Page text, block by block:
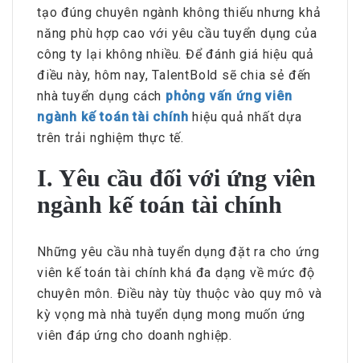
tạo đúng chuyên ngành không thiếu nhưng khả
năng phù hợp cao với yêu cầu tuyển dụng của
công ty lại không nhiều. Để đánh giá hiệu quả
điều này, hôm nay, TalentBold sẽ chia sẻ đến
nhà tuyển dụng cách phỏng vấn ứng viên
ngành kế toán tài chính hiệu quả nhất dựa
trên trải nghiệm thực tế.
I. Yêu cầu đối với ứng viên
ngành kế toán tài chính
Những yêu cầu nhà tuyển dụng đặt ra cho ứng
viên kế toán tài chính khá đa dạng về mức độ
chuyên môn. Điều này tùy thuộc vào quy mô và
kỳ vọng mà nhà tuyển dụng mong muốn ứng
viên đáp ứng cho doanh nghiệp.